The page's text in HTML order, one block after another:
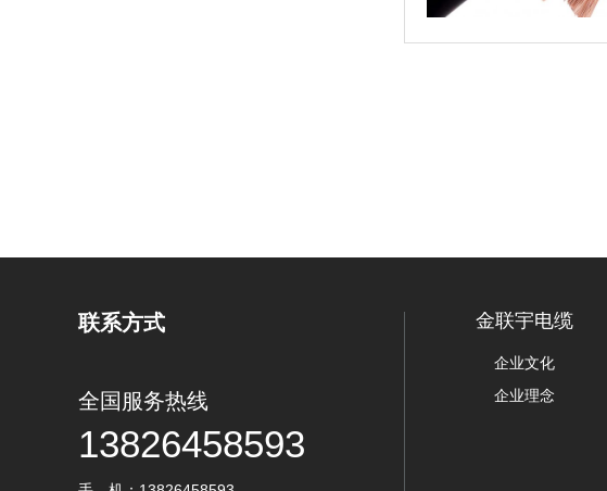
联系方式
全国服务热线
13826458593
金联宇电缆
企业文化
企业理念